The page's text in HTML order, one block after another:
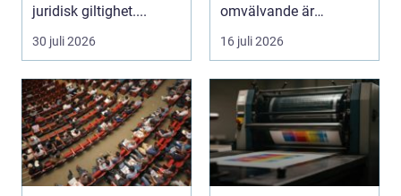
juridisk giltighet....
30 juli 2026
omvälvande är
n&aum...
16 juli 2026